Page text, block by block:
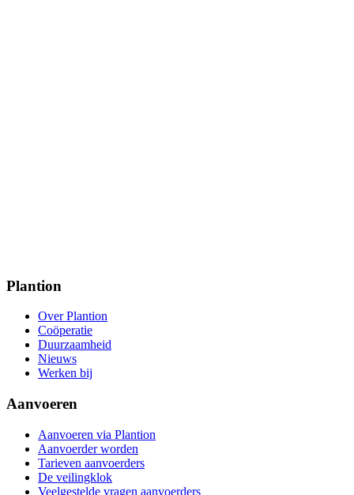
Plantion
Over Plantion
Coöperatie
Duurzaamheid
Nieuws
Werken bij
Aanvoeren
Aanvoeren via Plantion
Aanvoerder worden
Tarieven aanvoerders
De veilingklok
Veelgestelde vragen aanvoerders